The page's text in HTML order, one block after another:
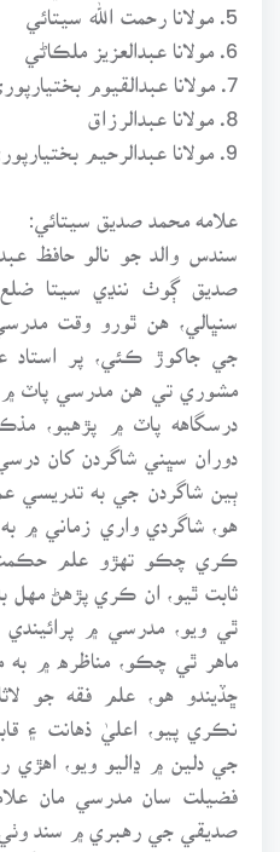
علامه محمد صديق سيتائي:
سندس والد جو نالو حافظ
سنڀالي، هن ٿورو وقت
جي جاکوڙ ڪئي، پر استاد
مشوري تي هن مدرسي پاٽ ۾
درسگاهه پاٽ ۾ پڙهيو،
دوران سڀني شاگردن کان
ٻين شاگردن جي به تدريسي
هو، شاگردي واري زماني ۾
ڪري چڪو تهڙو علم
ثابت ٿيو، ان ڪري پڙهڻ
ٿي ويو، مدرسي ۾
ماهر ٿي چڪو، مناظره ۾
ڇڏيندو هو، علم فقه جو
نڪري پيو، اعليٰ ذهانت ۽
جي دلين ۾ ڍاليو ويو،
فضيلت سان مدرسي مان
صديقي جي رهبري ۾ سند وٺي،